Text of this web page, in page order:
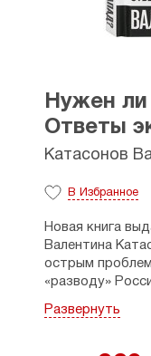
Нужен
Ответы
Катасонов
В Избранное
Новая книга
Валентина
острым
«разводу»
Катасонов
Развернуть